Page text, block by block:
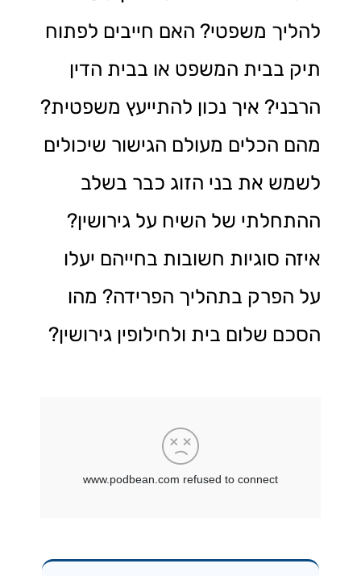
להליך משפטי? האם חייבים לפתוח
תיק בבית המשפט או בבית הדין
הרבני? איך נכון להתייעץ משפטית?
מהם הכלים מעולם הגישור שיכולים
לשמש את בני הזוג כבר בשלב
ההתחלתי של השיח על גירושין?
איזה סוגיות חשובות בחייהם יעלו
על הפרק בתהליך הפרידה? מהו
הסכם שלום בית ולחילופין גירושין?